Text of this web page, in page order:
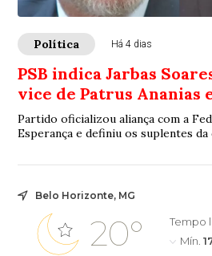
Política Há 4 dias
PSB indica Jarbas
vice de Patrus Ananias
Partido oficializou aliança com a
Esperança e definiu os suplentes
Belo Horizonte, MG
20°
Tempo
Mín.